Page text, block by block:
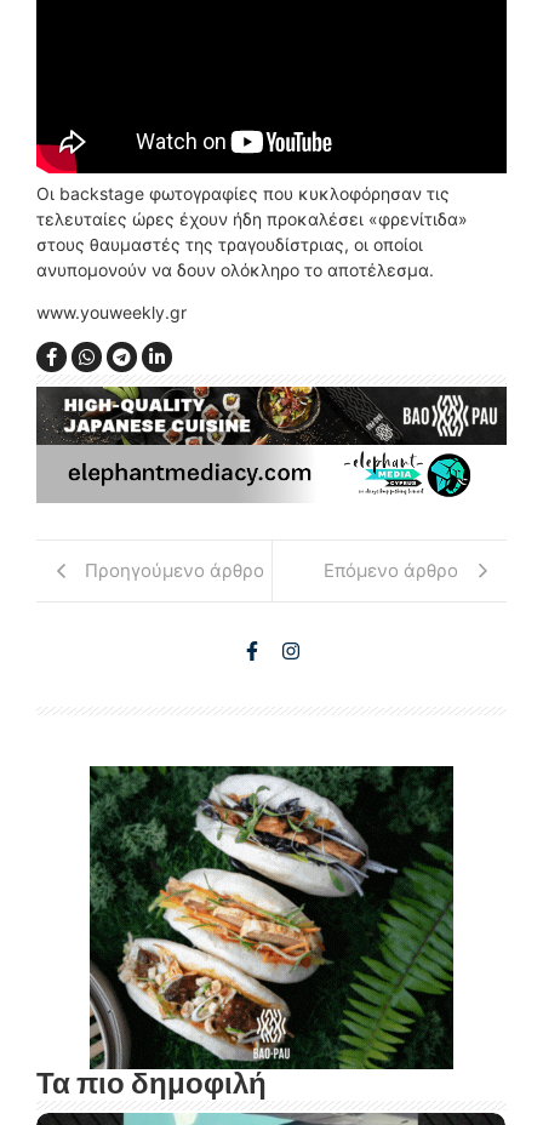
Οι backstage φωτογραφίες που κυκλοφόρησαν τις
τελευταίες ώρες έχουν ήδη προκαλέσει «φρενίτιδα»
στους θαυμαστές της τραγουδίστριας, οι οποίοι
ανυπομονούν να δουν ολόκληρο το αποτέλεσμα.
www.youweekly.gr
Προηγούμενο άρθρο Επόμενο άρθρο
Τα πιο δημοφιλή